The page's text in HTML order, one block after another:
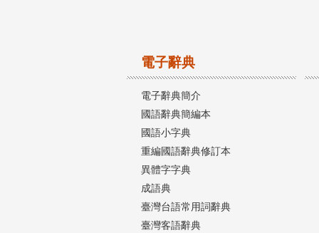
電子辭典
電子辭典簡介
國語辭典簡編本
國語小字典
重編國語辭典修訂本
異體字字典
成語典
臺灣台語常用詞辭典
臺灣客語辭典